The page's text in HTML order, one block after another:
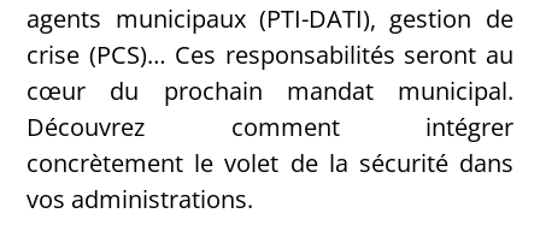
agents municipaux (PTI-DATI), gestion de
crise (PCS)… Ces responsabilités seront au
cœur du prochain mandat municipal.
Découvrez comment intégrer
concrètement le volet de la sécurité dans
vos administrations.